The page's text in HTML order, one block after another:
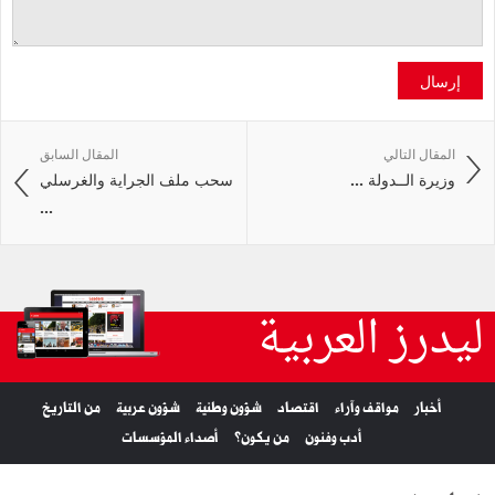
إرسال
المقال السابق
سحب ملف الجراية والغرسلي
...
المقال التالي
وزيرة الــدولة ...
ليدرز العربية
أخبار مواقف وآراء اقتصاد شؤون وطنية شؤون عربية
من التاريخ
أدب وفنون
من يكون؟ أصداء المؤسسات